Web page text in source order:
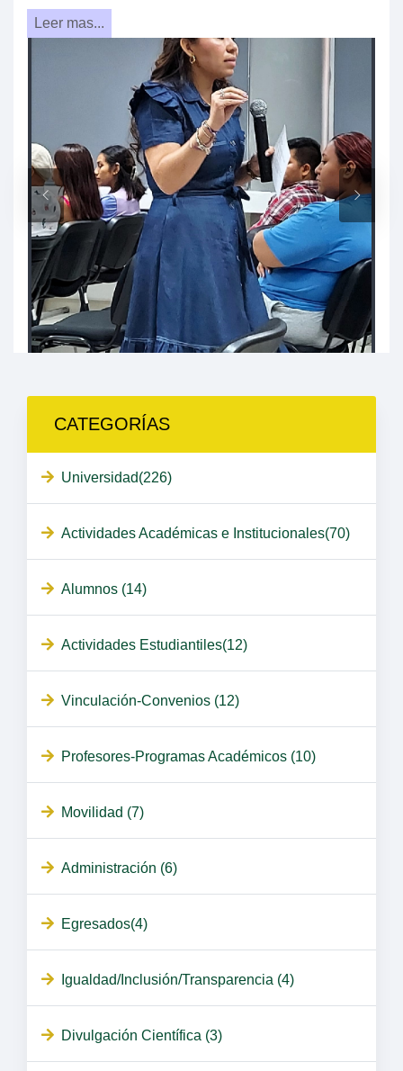
Leer mas...
CATEGORÍAS
Universidad(226)
Actividades Académicas e Institucionales(70)
Alumnos (14)
Actividades Estudiantiles(12)
Vinculación-Convenios (12)
Profesores-Programas Académicos (10)
Movilidad (7)
Administración (6)
Egresados(4)
Igualdad/Inclusión/Transparencia (4)
Divulgación Científica (3)